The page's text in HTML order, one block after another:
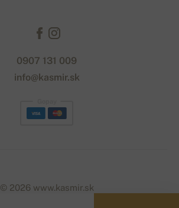
0907 131 009
info@kasmir.sk
© 2026 www.kasmir.sk